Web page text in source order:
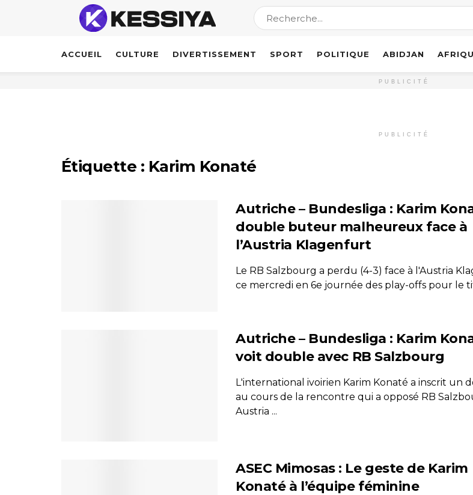
ACCUEIL CULTURE DIVERTISSEMENT SPORT POLITIQUE ABIDJAN
PUBLICITÉ
PUBLICITÉ
Étiquette : Karim Konaté
Autriche – Bundesliga : Karim
double buteur malheureux face à
l’Austria Klagenfurt
Le RB Salzbourg a perdu (4-3) face à l'Austria
ce mercredi en 6e journée des play-offs pour le
Autriche – Bundesliga : Karim
voit double avec RB Salzbourg
L'international ivoirien Karim Konaté a inscrit un
au cours de la rencontre qui a opposé RB
Austria ...
ASEC Mimosas : Le geste de Karim
Konaté à l’équipe féminine